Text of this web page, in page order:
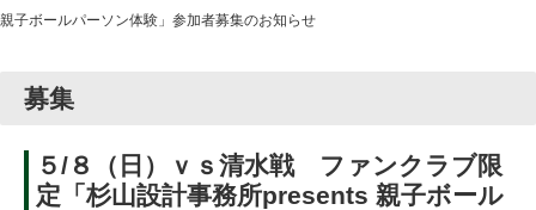
親子ボールパーソン体験」参加者募集のお知らせ
募集
５/８（日）ｖｓ清水戦 ファンクラブ限
定「杉山設計事務所presents 親子ボール